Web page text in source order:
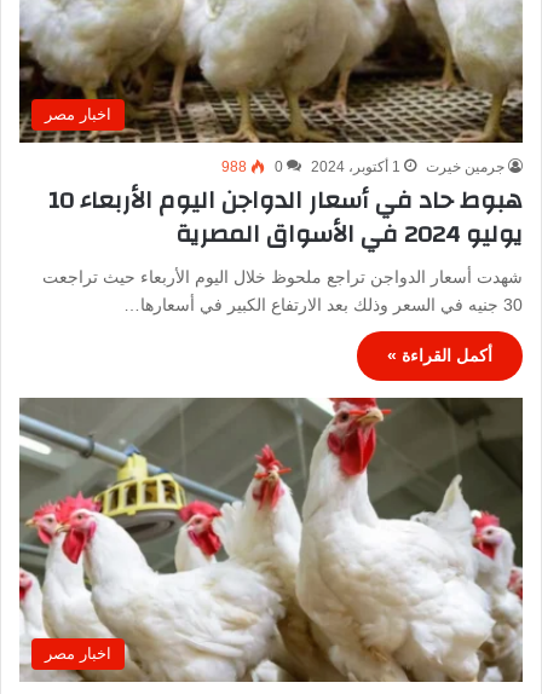
اخبار مصر
جرمين خيرت 1 أكتوبر، 2024 0
988
هبوط حاد في أسعار الدواجن اليوم الأربعاء 10
يوليو 2024 في الأسواق المصرية
شهدت أسعار الدواجن تراجع ملحوظ خلال اليوم الأربعاء حيث تراجعت
30 جنيه في السعر وذلك بعد الارتفاع الكبير في أسعارها…
أكمل القراءة »
اخبار مصر